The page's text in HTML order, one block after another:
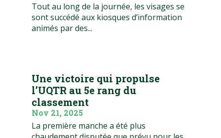
Tout au long de la journée, les visages se
sont succédé aux kiosques d’information
animés par des...
Une victoire qui propulse
l’UQTR au 5e rang du
classement
Nov 21, 2025
La première manche a été plus